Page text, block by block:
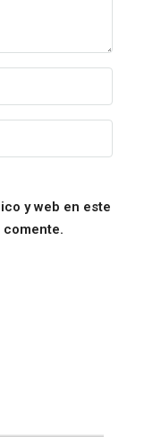
y web en este